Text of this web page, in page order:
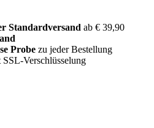
Standardversand ab € 39,90
Probe zu jeder Bestellung
SSL-Verschlüsselung